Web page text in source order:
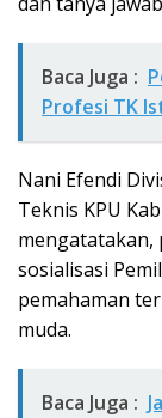
Baca Juga :
Profesi TK
Nani Efendi
Teknis KPU
mengatatakan,
sosialisasi
pemahaman
muda.
Baca Juga :